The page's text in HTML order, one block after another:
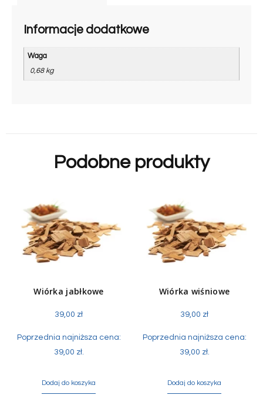
Informacje dodatkowe
Waga
0,68 kg
Podobne produkty
Wiórka jabłkowe
39,00 zł
Poprzednia najniższa cena:
39,00 zł.
Dodaj do koszyka
Wiórka wiśniowe
39,00 zł
Poprzednia najniższa cena:
39,00 zł.
Dodaj do koszyka